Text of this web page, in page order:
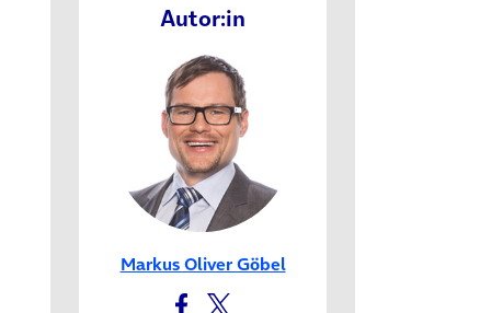
Autor:in
Markus Oliver Göbel